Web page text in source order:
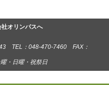
オリンパスへ
43 TEL：048-470-7460 FAX：
・日曜・祝祭日